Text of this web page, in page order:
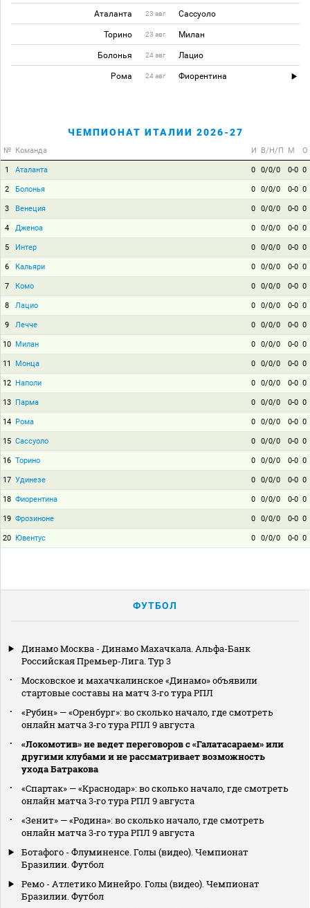
Аталанта 23 авг Сассуоло
Торино 23 авг Милан
Болонья 24 авг Лацио
Рома 24 авг Фиорентина
ЧЕМПИОНАТ ИТАЛИИ 2026-27
№ Команда И В/Н/П М О
1 Аталанта 0 0/0/0 0-0 0
2 Болонья 0 0/0/0 0-0 0
3 Венеция 0 0/0/0 0-0 0
4 Дженоа 0 0/0/0 0-0 0
5 Интер 0 0/0/0 0-0 0
6 Кальяри 0 0/0/0 0-0 0
7 Комо 0 0/0/0 0-0 0
8 Лацио 0 0/0/0 0-0 0
9 Лечче 0 0/0/0 0-0 0
10 Милан 0 0/0/0 0-0 0
11 Монца 0 0/0/0 0-0 0
12 Наполи 0 0/0/0 0-0 0
13 Парма 0 0/0/0 0-0 0
14 Рома 0 0/0/0 0-0 0
15 Сассуоло 0 0/0/0 0-0 0
16 Торино 0 0/0/0 0-0 0
17 Удинезе 0 0/0/0 0-0 0
18 Фиорентина 0 0/0/0 0-0 0
19 Фрозиноне 0 0/0/0 0-0 0
20 Ювентус 0 0/0/0 0-0 0
ФУТБОЛ
Динамо Москва - Динамо Махачкала. Альфа-Банк
Российская Премьер-Лига. Тур 3
Московское и махачкалинское «Динамо» объявили
стартовые составы на матч 3‑го тура РПЛ
«Рубин» — «Оренбург»: во сколько начало, где смотреть
онлайн матча 3‑го тура РПЛ 9 августа
«Локомотив» не ведет переговоров с «Галатасараем» или
другими клубами и не рассматривает возможность
ухода Батракова
«Спартак» — «Краснодар»: во сколько начало, где смотреть
онлайн матча 3‑го тура РПЛ 9 августа
«Зенит» — «Родина»: во сколько начало, где смотреть
онлайн матча 3‑го тура РПЛ 9 августа
Ботафого - Флуминенсе. Голы (видео). Чемпионат
Бразилии. Футбол
Ремо - Атлетико Минейро. Голы (видео). Чемпионат
Бразилии. Футбол